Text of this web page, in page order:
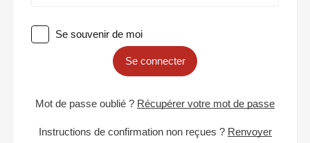
Se souvenir de moi
Se connecter
Mot de passe oublié ? Récupérer votre mot de passe
Instructions de confirmation non reçues ? Renvoyer